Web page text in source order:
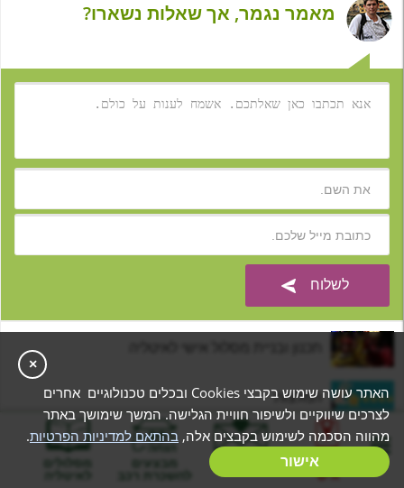
מאמר נגמר, אך שאלות נשארו?
המלצות
מסלולים מוכנים
בניית מסלול
אישי
מבצעים מסלולים
לאיטליה
×
האתר עושה שימוש בקבצי Cookies ובכלים טכנולוגיים אחרים
לצרכים שיווקיים ולשיפור חוויית הגלישה. המשך שימושך באתר
מהווה הסכמה לשימוש בקבצים אלה, בהתאם למדיניות הפרטיות.
אישור